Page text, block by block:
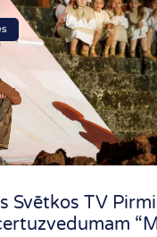
Svētkos TV